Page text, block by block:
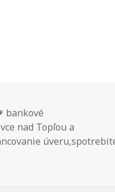
Takto môže
Značky
bankové
nad Topľou a
úveru,